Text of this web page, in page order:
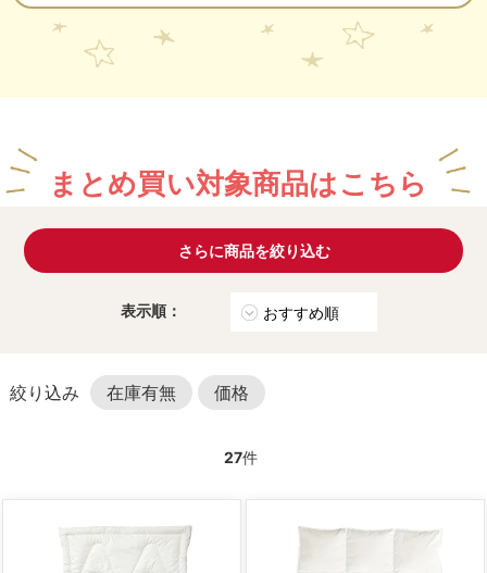
まとめ買い対象商品はこちら
さらに商品を絞り込む
表示順：
在庫有無 価格
27件